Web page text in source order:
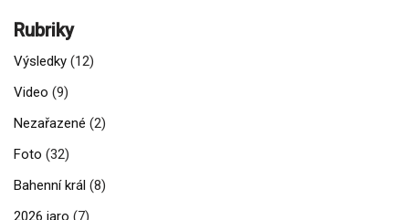
Rubriky
Výsledky (12)
Video (9)
Nezařazené (2)
Foto (32)
Bahenní král (8)
2026 jaro (7)